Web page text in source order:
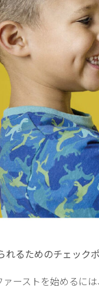
るためのチェックポ
ーストを始めるに